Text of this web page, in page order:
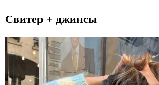
Свитер + джинсы